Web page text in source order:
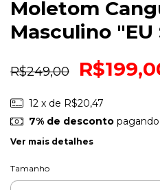
Moletom
Masculino "EU
R$249,00
12 x de R$20,47
7% de desconto
Ver mais detalhes
Tamanho